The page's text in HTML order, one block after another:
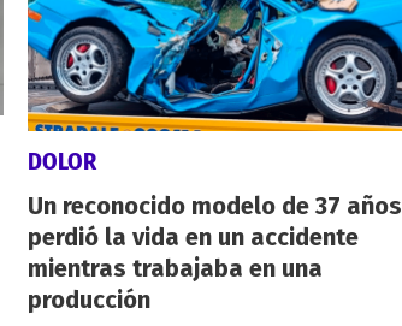
DOLOR
Un reconocido modelo de 37 años
perdió la vida en un accidente
mientras trabajaba en una
producción